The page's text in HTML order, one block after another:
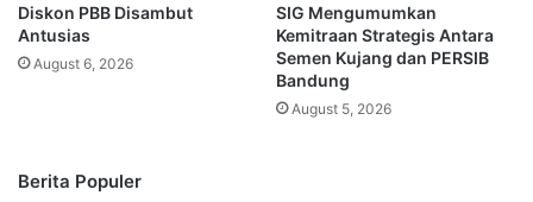
Diskon PBB Disambut
Antusias
August 6, 2026
SIG Mengumumkan
Kemitraan Strategis Antara
Semen Kujang dan PERSIB
Bandung
August 5, 2026
Berita Populer